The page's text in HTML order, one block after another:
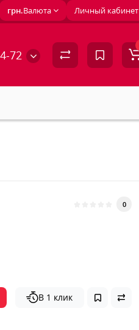
Личный кабинет
грн.Валюта
72
0
В 1 клик